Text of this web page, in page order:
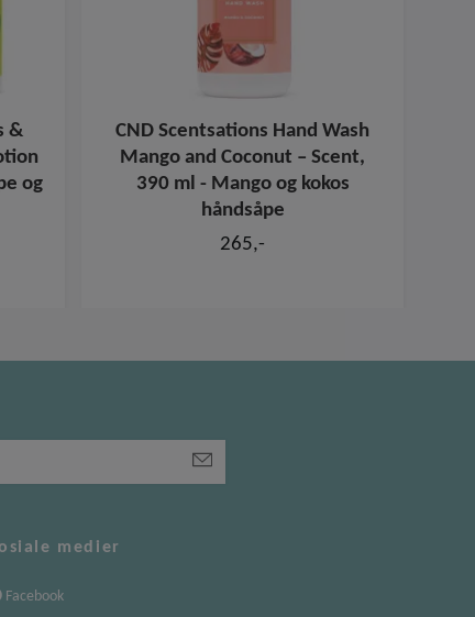
&
og
CND Scentsations Hand Wash
Mango and Coconut – Scent,
390 ml - Mango og kokos
håndsåpe
265,-
medier
Facebook